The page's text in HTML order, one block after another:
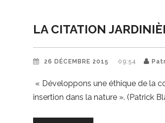
LA CITATION
26 DÉCEMBRE 2015 09:54
« Développons une éthique de la
insertion dans la nature ». (Patrick